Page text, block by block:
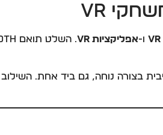
ו-אפליקציות VR